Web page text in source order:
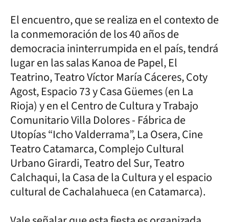
El encuentro, que se realiza en el contexto de
la conmemoración de los 40 años de
democracia ininterrumpida en el país, tendrá
lugar en las salas Kanoa de Papel, El
Teatrino, Teatro Víctor María Cáceres, Coty
Agost, Espacio 73 y Casa Güemes (en La
Rioja) y en el Centro de Cultura y Trabajo
Comunitario Villa Dolores - Fábrica de
Utopías “Icho Valderrama”, La Osera, Cine
Teatro Catamarca, Complejo Cultural
Urbano Girardi, Teatro del Sur, Teatro
Calchaqui, la Casa de la Cultura y el espacio
cultural de Cachalahueca (en Catamarca).